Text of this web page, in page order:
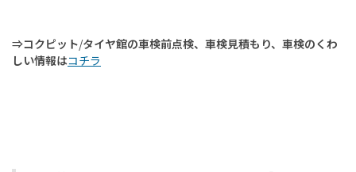
⇒コクピット/タイヤ館の車検前点検、車検見積もり、車検のくわ
しい情報はコチラ